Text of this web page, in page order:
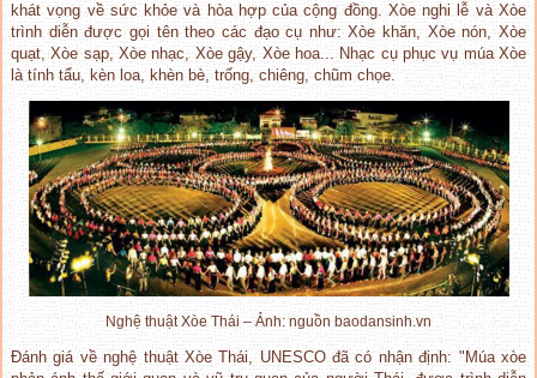
khát vọng về sức khỏe và hòa hợp của cộng đồng. Xòe nghi lễ và Xòe
trình diễn được gọi tên theo các đạo cụ như: Xòe khăn, Xòe nón, Xòe
quạt, Xòe sạp, Xòe nhạc, Xòe gậy, Xòe hoa... Nhạc cụ phục vụ múa Xòe
là tính tẩu, kèn loa, khèn bè, trống, chiêng, chũm chọe.
Nghệ thuật Xòe Thái – Ảnh: nguồn baodansinh.vn
Đánh giá về nghệ thuật Xòe Thái, UNESCO đã có nhận định: "Múa xòe